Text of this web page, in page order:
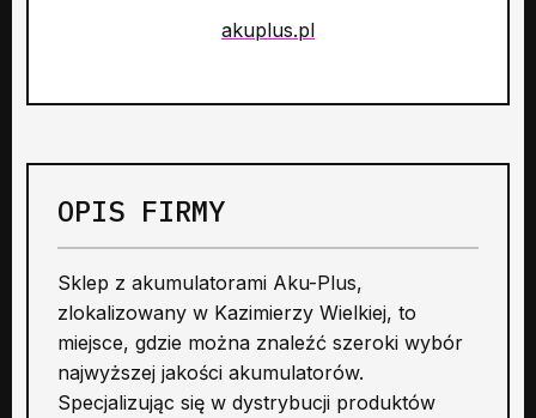
akuplus.pl
OPIS FIRMY
Sklep z akumulatorami Aku-Plus,
zlokalizowany w Kazimierzy Wielkiej, to
miejsce, gdzie można znaleźć szeroki wybór
najwyższej jakości akumulatorów.
Specjalizując się w dystrybucji produktów